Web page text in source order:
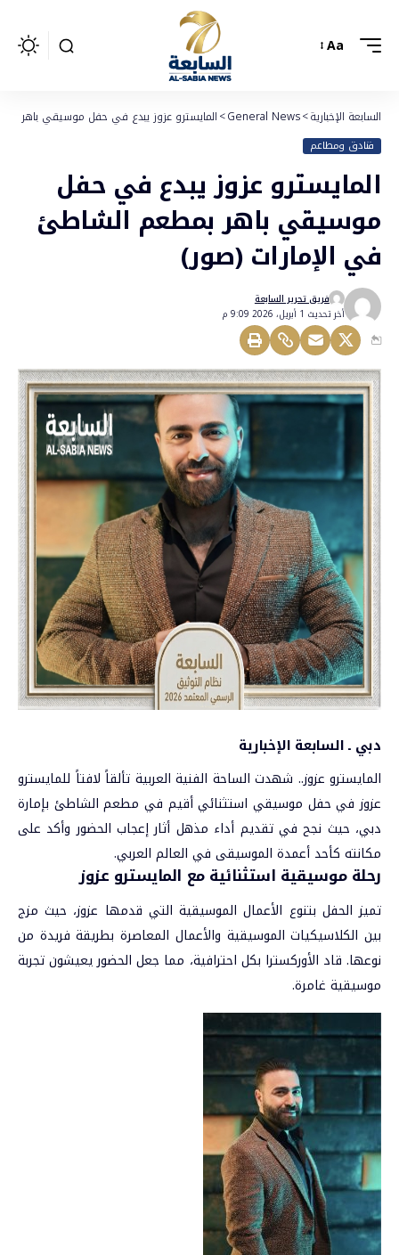
Aa
السابعة الإخبارية>
General News
>المايسترو عزوز يبدع في حفل موسيقي باهر
فنادق ومطاعم
المايسترو عزوز يبدع في حفل
موسيقي باهر بمطعم الشاطئ
في الإمارات (صور)
أخر تحديث 1 أبريل، 2026 9:09 م
فريق تحرير السابعة
دبي ـ السابعة الإخبارية
المايسترو عزوز.. شهدت الساحة الفنية العربية تألقاً لافتاً للمايسترو
عزوز في حفل موسيقي استثنائي أقيم في مطعم الشاطئ بإمارة
دبي، حيث نجح في تقديم أداء مذهل أثار إعجاب الحضور وأكد على
مكانته كأحد أعمدة الموسيقى في العالم العربي.
رحلة موسيقية استثنائية مع المايسترو عزوز
تميز الحفل بتنوع الأعمال الموسيقية التي قدمها عزوز، حيث مزج
بين الكلاسيكيات الموسيقية والأعمال المعاصرة بطريقة فريدة من
نوعها. قاد الأوركسترا بكل احترافية، مما جعل الحضور يعيشون تجربة
موسيقية غامرة.